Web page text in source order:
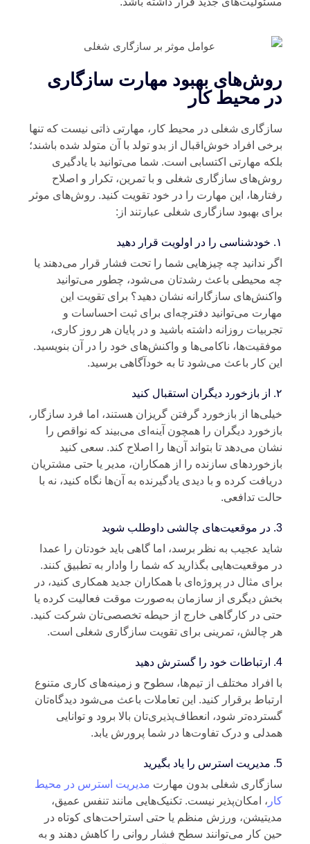
بهبود مهارت سازگاری
محیط کار
شغلی در محیط کار، مهارتی ذاتی نیست که تنها
افراد خوش‌اقبال از بدو تولد با آن متولد شده باشند؛
مهارتی اکتسابی است. شما می‌توانید با یادگیری
سازگاری شغلی و با تمرین، تکرار و اصلاح
این مهارت را در خود تقویت کنید. روش‌های موثر
بهبود سازگاری شغلی عبارتند از:
ندانید چه چیزهایی شما را تحت فشار قرار می‌دهند یا
محیطی باعث رشدتان می‌شود، چطور می‌توانید
سازگارانه نشان دهید؟ برای تقویت این
می‌توانید دفترچه‌ای برای ثبت احساسات و
روزانه داشته باشید و در پایان هر روز کاری،
ناکامی‌ها و واکنش‌های خود را در آن بنویسید.
کار باعث می‌شود تا به خودآگاهی برسید.
از بازخورد گرفتن گریزان هستند، اما فرد سازگار،
دیگران را همچون آینه‌ای می‌بیند که نواقص را
می‌دهد تا بتواند آن‌ها را اصلاح کند. سعی کنید
سازنده را از همکاران، مدیر یا حتی مشتریان
کرده و با دیدی یادگیرنده به آن‌ها نگاه کنید، نه با
تدافعی.
عجیب به نظر برسد، اما گاهی باید خودتان را عمدا
موقعیت‌هایی بگذارید که شما را وادار به تطبیق کنند.
مثال در پروژه‌ای با همکاران جدید همکاری کنید، در
دیگری از سازمان به‌صورت موقت فعالیت کرده یا
در کارگاهی خارج از حیطه تخصصی‌تان شرکت کنید.
چالش، تمرینی برای تقویت سازگاری شغلی است.
افراد مختلف از تیم‌ها، سطوح و زمینه‌های کاری متنوع
برقرار کنید. این تعاملات باعث می‌شود دیدگاه‌تان
شود، انعطاف‌پذیری‌تان بالا برود و توانایی
و درک تفاوت‌ها در شما پرورش یابد.
شغلی بدون مهارت مدیریت استرس در محیط
، امکان‌پذیر نیست. تکنیک‌هایی مانند تنفس عمیق،
ورزش منظم یا حتی استراحت‌های کوتاه در
کار می‌توانند سطح فشار روانی را کاهش دهند و به